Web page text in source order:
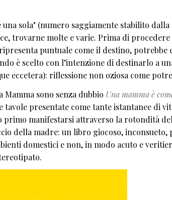
sola" (numero saggiamente stabilito
trovarne molte e varie. Prima di
puntuale come il destino, potrebbe
è scelto con l’intenzione di destinarlo a
eccetera): riflessione non oziosa come
sono senza dubbio Una mamma è
tavole presentate come tante istantanee di
primo manifestarsi attraverso la rotondità
della madre: un libro giocoso, inconsueto,
domestici e non, in modo acuto e